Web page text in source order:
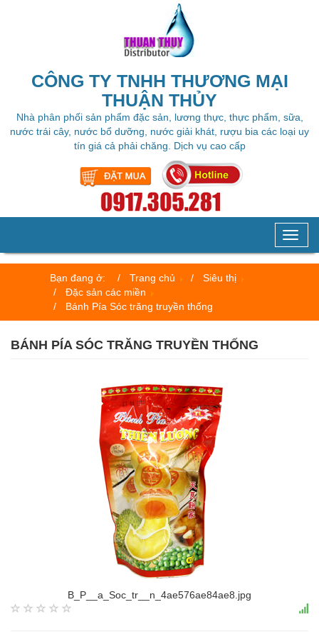
CÔNG TY TNHH THƯƠNG MẠI
THUẬN THỦY
Nhà phân phối sản phẩm đặc sản, lương thực, thực phẩm, sữa,
nước trái cây, nước bổ dưỡng, nước giải khát, rượu bia các loại uy
tín giá cả phải chăng. Dịch vụ cao cấp
Bạn đang ở:
Trang chủ
Siêu thị
Đặc sản các miền
Bánh Pía Sóc trăng truyền thống
BÁNH PÍA SÓC TRĂNG TRUYỀN THỐNG
B_P__a_Soc_tr__n_4ae576ae84ae8.jpg